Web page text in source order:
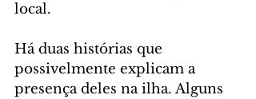
local.
Há duas histórias que
possivelmente explicam a
presença deles na ilha. Alguns